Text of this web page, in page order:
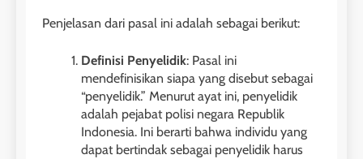
Penjelasan dari pasal ini adalah sebagai berikut:
Definisi Penyelidik: Pasal ini
mendefinisikan siapa yang disebut sebagai
“penyelidik.” Menurut ayat ini, penyelidik
adalah pejabat polisi negara Republik
Indonesia. Ini berarti bahwa individu yang
dapat bertindak sebagai penyelidik harus